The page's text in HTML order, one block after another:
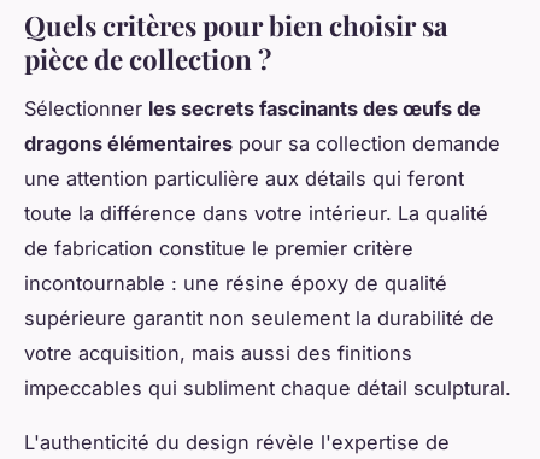
Quels critères pour bien choisir sa
pièce de collection ?
Sélectionner les secrets fascinants des œufs de
dragons élémentaires pour sa collection demande
une attention particulière aux détails qui feront
toute la différence dans votre intérieur. La qualité
de fabrication constitue le premier critère
incontournable : une résine époxy de qualité
supérieure garantit non seulement la durabilité de
votre acquisition, mais aussi des finitions
impeccables qui subliment chaque détail sculptural.
L'authenticité du design révèle l'expertise de